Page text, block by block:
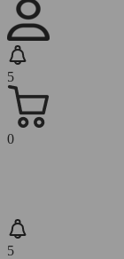
5
0
5